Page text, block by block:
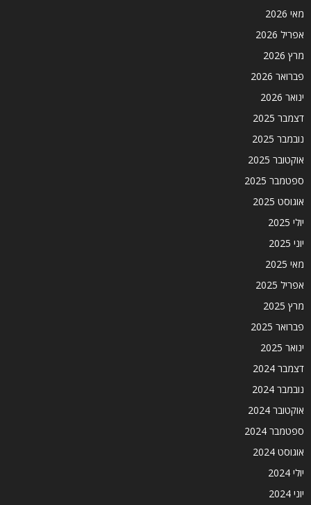
מאי 2026
אפריל 2026
מרץ 2026
פברואר 2026
ינואר 2026
דצמבר 2025
נובמבר 2025
אוקטובר 2025
ספטמבר 2025
אוגוסט 2025
יולי 2025
יוני 2025
מאי 2025
אפריל 2025
מרץ 2025
פברואר 2025
ינואר 2025
דצמבר 2024
נובמבר 2024
אוקטובר 2024
ספטמבר 2024
אוגוסט 2024
יולי 2024
יוני 2024